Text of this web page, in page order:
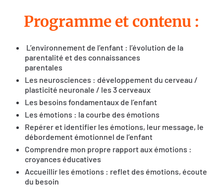
Programme et contenu :
L’environnement de l’enfant : l’évolution de la
parentalité et des connaissances
parentales
Les neurosciences : développement du cerveau /
plasticité neuronale / les 3 cerveaux
Les besoins fondamentaux de l’enfant
Les émotions : la courbe des émotions
Repérer et identifier les émotions, leur message, le
débordement émotionnel de l’enfant
Comprendre mon propre rapport aux émotions :
croyances éducatives
Accueillir les émotions : reflet des émotions, écoute
du besoin